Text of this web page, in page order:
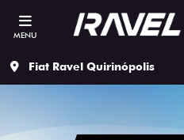
MENU
Fiat Ravel Quirinópolis